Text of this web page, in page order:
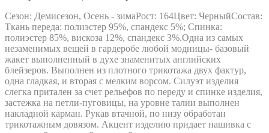
Сезон: Демисезон, Осень - зимаРост: 164Цвет: ЧерныйСостав:
Ткань переда: полиэстер 95%, спандекс 5%; Спинка:
полиэстер 85%, вискоза 12%, спандекс 3%.Одна из самых
незаменимых вещей в гардеробе любой модницы- базовый
жакет выполненный в духе знаменитых английских
блейзеров. Выполнен из плотного трикотажа двух фактур,
одна гладкая, и вторая с мелким ворсом. Силуэт изделия
слегка притален за счет рельефов по переду и спинке изделия,
застежка на петли-пуговицы, на уровне талии выполнен
накладной карман. Рукав втачной, по низу обработан
трикотажным довязом. Акцент изделию придает нашивка с